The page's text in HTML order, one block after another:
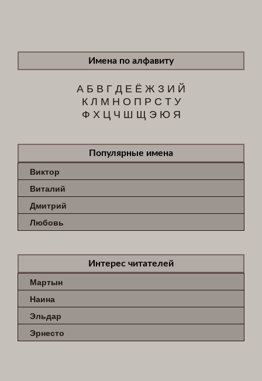
Имена по алфавиту
А Б В ГД Е Ё Ж З И Й
К Л М Н О П Р С Т У
Ф Х Ц Ч Ш Щ Э Ю Я
Популярные имена
Виктор
Виталий
Дмитрий
Любовь
Интерес читателей
Мартын
Наина
Эльдар
Эрнесто